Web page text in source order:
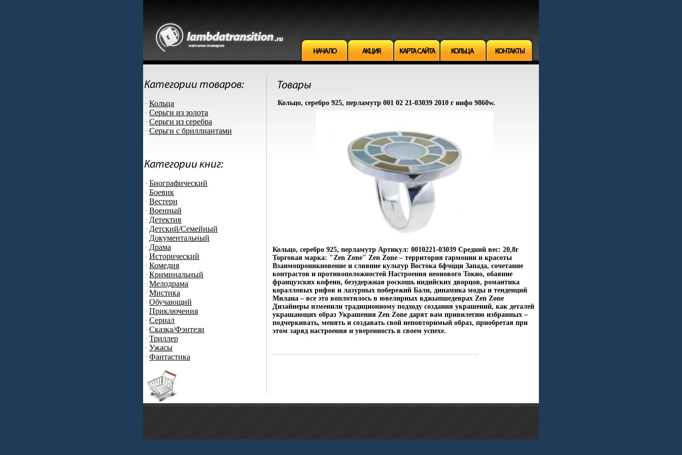
Кольца
Серьги из золота
Серьги из серебра
Серьги с бриллиантами
Биографический
Боевик
Вестерн
Военный
Детектив
Детский/Семейный
Документальный
Драма
Исторический
Комедия
Криминальный
Мелодрама
Мистика
Обучающий
Приключения
Сериал
Сказка/Фэнтези
Триллер
Ужасы
Фантастика
Кольцо, серебро 925, перламутр 001 02 21-03039 2010 г инфо 9860w.
Кольцо, серебро 925, перламутр Артикул: 0010221-03039 Средний вес: 20,8г
Торговая марка: "Zen Zone" Zen Zone – территория гармонии и красоты
Взаимопроникновение и слияние культур Востока бфчцци Запада, сочетание
контрастов и противоположностей Настроения неонового Токио, обаяние
французских кофеин, безудержная роскошь индийских дворцов, романтика
коралловых рифов и лазурных побережий Бали, динамика моды и тенденций
Милана – все это воплотилось в ювелирных вджыпшедеврах Zen Zone
Дизайнеры изменили традиционному подходу создания украшений, как деталей
украшающих образ Украшения Zen Zone дарят вам привилегию избранных –
подчеркивать, менять и создавать свой неповторимый образ, приобретая при
этом заряд настроения и уверенность в своем успехе.